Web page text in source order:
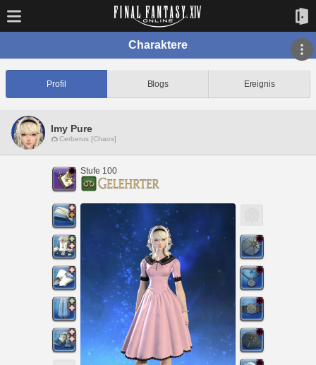
Charaktere
Profil Blogs Ereignis
Imy Pure
Cerberus [Chaos]
Stufe 100